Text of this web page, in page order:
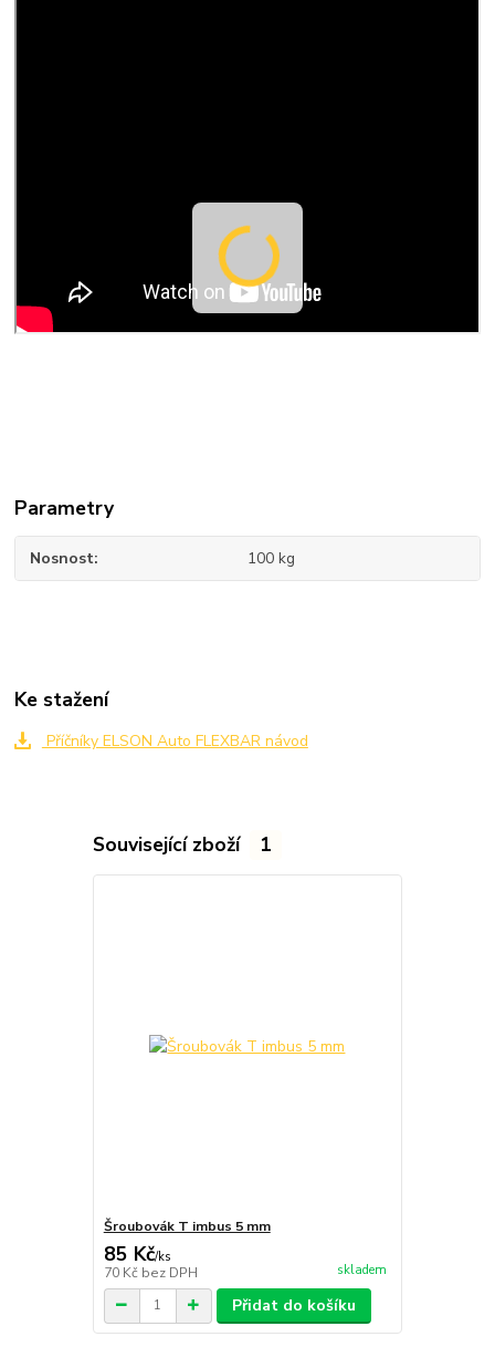
Parametry
Nosnost 100 kg
Ke stažení
Příčníky ELSON Auto FLEXBAR návod
Související zboží 1
Šroubovák T imbus 5 mm
85 Kč/ks
70 Kč bez DPH skladem
Přidat do košíku